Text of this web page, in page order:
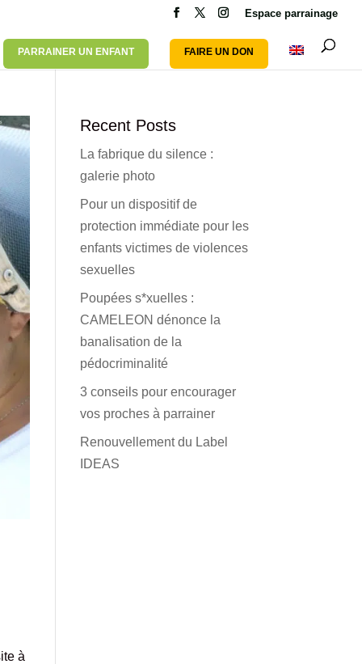
Espace parrainage
PARRAINER UN ENFANT FAIRE UN DON
à
Recent Posts
La fabrique du silence :
galerie photo
Pour un dispositif de
protection immédiate pour les
enfants victimes de violences
sexuelles
Poupées s*xuelles :
CAMELEON dénonce la
banalisation de la
pédocriminalité
3 conseils pour encourager
vos proches à parrainer
Renouvellement du Label
IDEAS